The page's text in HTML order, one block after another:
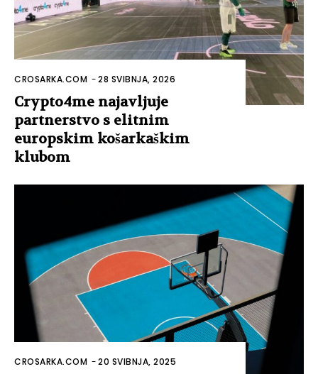
CROSARKA.COM -28 SVIBNJA, 2026
Crypto4me najavljuje
partnerstvo s elitnim
europskim košarkaškim
klubom
CROSARKA.COM -20 SVIBNJA, 2025